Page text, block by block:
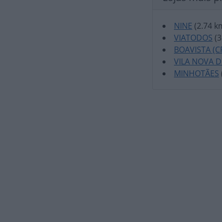
NINE (2.74
VIATODOS
BOAVISTA
VILA NOVA
MINHOTÃES